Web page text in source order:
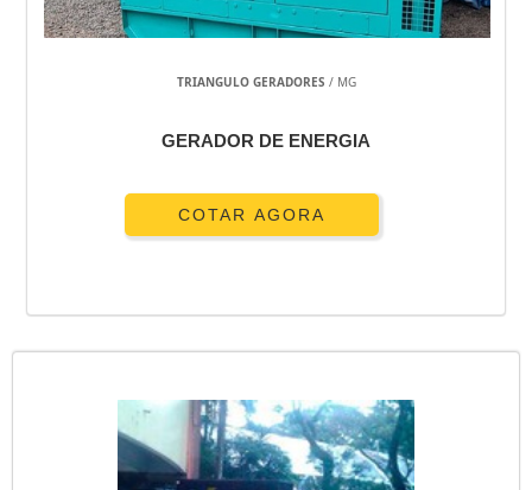
TRIANGULO GERADORES / MG
GERADOR DE ENERGIA
COTAR AGORA